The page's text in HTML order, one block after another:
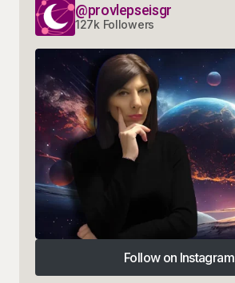
@provlepseisgr
127k Followers
Follow on Instagram